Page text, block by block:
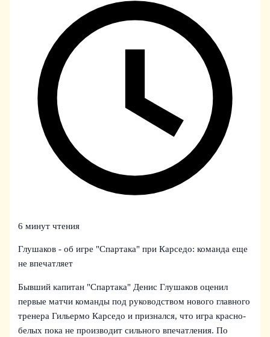
6 минут чтения
Глушаков - об игре "Спартака" при Карседо: команда еще
не впечатляет
Бывший капитан "Спартака" Денис Глушаков оценил
первые матчи команды под руководством нового главного
тренера Гильермо Карседо и признался, что игра красно-
белых пока не производит сильного впечатления. По